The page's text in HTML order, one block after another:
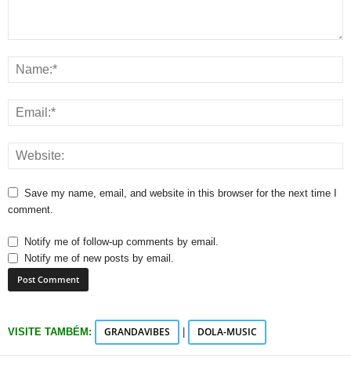
Save my name, email, and website in this browser for the next time I
comment.
Notify me of follow-up comments by email.
Notify me of new posts by email.
VISITE TAMBÉM: GRANDAVIBES DOLA-MUSIC